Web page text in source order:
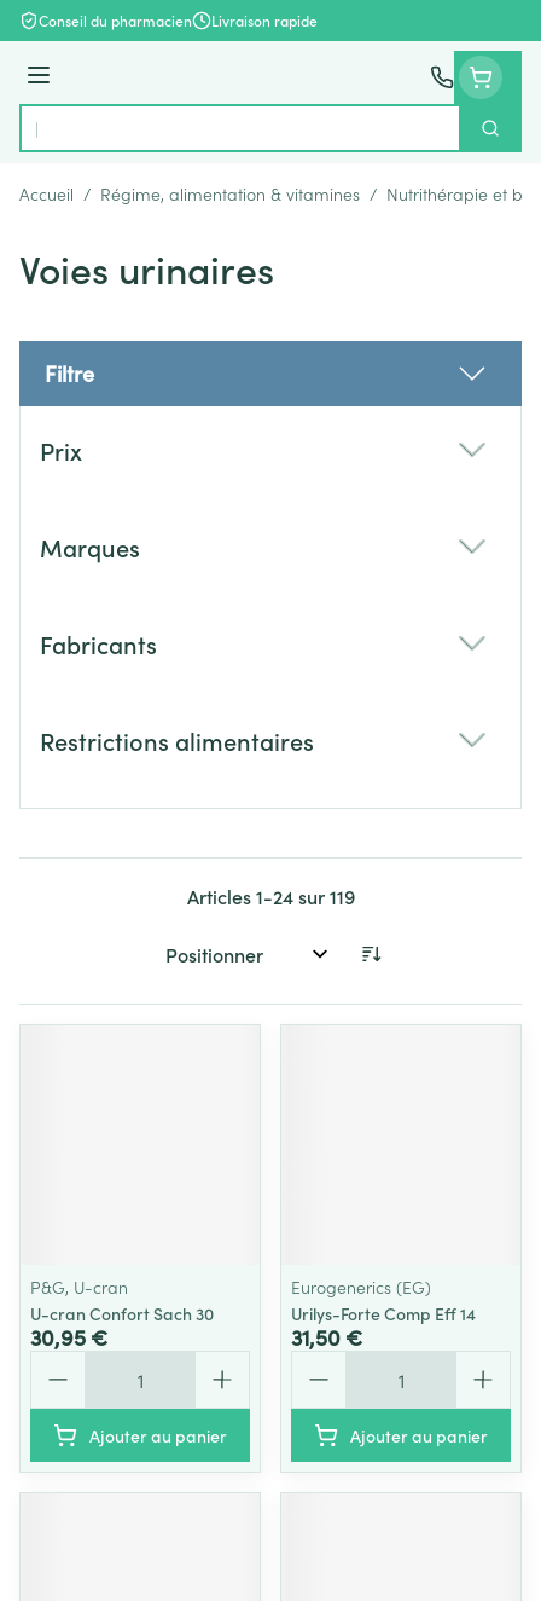
Aller au contenu
Conseil du pharmacien Livraison rapide
Menu
Rechercher
Accueil / Régime, alimentation & vitamines / Nutrithérapie et
Voies urinaires
Filtre
Prix
Marques
Fabricants
Restrictions alimentaires
Articles1-24sur119
Trier par:
P&G, U-cran
U-cran Confort Sach 30
30,95 €
Ajouter au panier
Eurogenerics (EG)
Urilys-Forte Comp Eff 14
31,50 €
Ajouter au panier